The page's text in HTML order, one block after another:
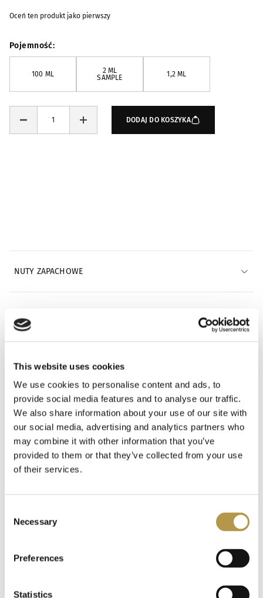
This website uses cookies
We use cookies to personalise content and ads, to
provide social media features and to analyse our traffic.
We also share information about your use of our site with
our social media, advertising and analytics partners who
may combine it with other information that you’ve
provided to them or that they’ve collected from your use
of their services.
Selection
Necessary
Preferences
Statistics
Oceń ten produkt jako pierwszy
Pojemność
100 ML
2 ML
SAMPLE
1,2 ML
DODAJ DO KOSZYKA
NUTY ZAPACHOWE
OPINIE
Polecamy także